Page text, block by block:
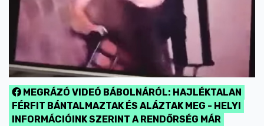
MEGRÁZÓ VIDEÓ BÁBOLNÁRÓL: HAJLÉKTALAN
FÉRFIT BÁNTALMAZTAK ÉS ALÁZTAK MEG - HELYI
INFORMÁCIÓINK SZERINT A RENDŐRSÉG MÁR